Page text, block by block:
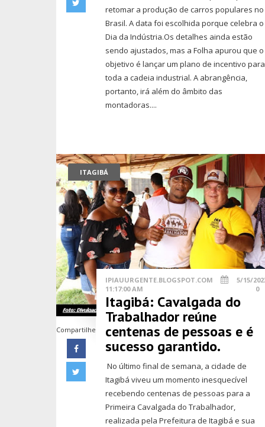
retomar a produção de carros populares no
Brasil. A data foi escolhida porque celebra o
Dia da Indústria.Os detalhes ainda estão
sendo ajustados, mas a Folha apurou que o
objetivo é lançar um plano de incentivo para
toda a cadeia industrial. A abrangência,
portanto, irá além do âmbito das
montadoras....
ITAGIBÁ
Compartilhe
IPIAUURGENTE.BLOGSPOT.COM
5/15/
11:17:00 AM
0
Itagibá: Cavalgada do
Trabalhador reúne
centenas de pessoas e é
sucesso garantido.
No último final de semana, a cidade de
Itagibá viveu um momento inesquecível
recebendo centenas de pessoas para a
Primeira Cavalgada do Trabalhador,
realizada pela Prefeitura de Itagibá e sua